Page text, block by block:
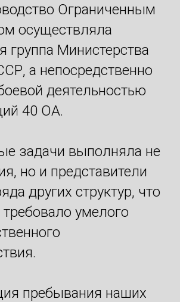
Ограниченным
осуществляла
группа Министерства
а непосредственно
деятельностью
40 ОА.
задачи выполняла не
но и представители
других структур, что
умелого
пребывания наших